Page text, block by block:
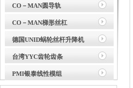
CO－MAN圆导轨
CO－MAN梯形丝杠
德国UNID蜗轮丝杆升降机
台湾YYC齿轮齿条
PMI银泰线性模组